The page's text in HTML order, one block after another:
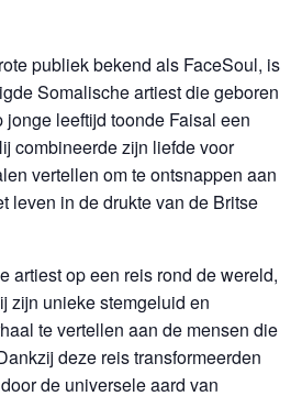
publiek bekend als FaceSoul, is
Somalische artiest die geboren
jonge leeftijd toonde Faisal een
combineerde zijn liefde voor
vertellen om te ontsnappen aan
leven in de drukte van de Britse
artiest op een reis rond de wereld,
zijn unieke stemgeluid en
te vertellen aan de mensen die
deze reis transformeerden
de universele aard van